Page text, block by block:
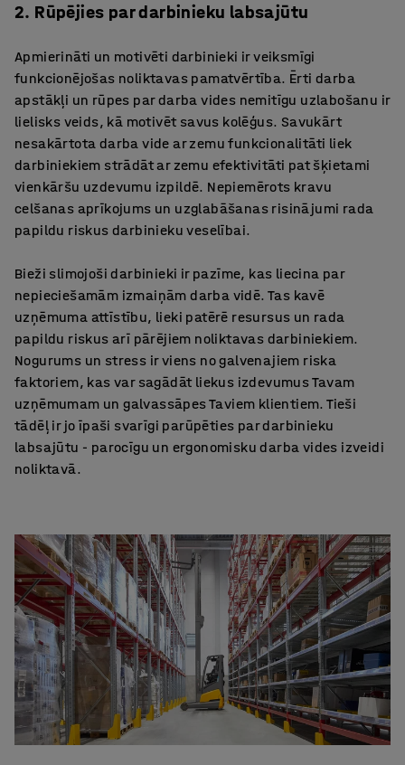
2. Rūpējies par darbinieku labsajūtu
Apmierināti un motivēti darbinieki ir veiksmīgi
funkcionējošas noliktavas pamatvērtība. Ērti darba
apstākļi un rūpes par darba vides nemitīgu uzlabošanu ir
lielisks veids, kā motivēt savus kolēģus. Savukārt
nesakārtota darba vide ar zemu funkcionalitāti liek
darbiniekiem strādāt ar zemu efektivitāti pat šķietami
vienkāršu uzdevumu izpildē. Nepiemērots kravu
celšanas aprīkojums un uzglabāšanas risinājumi rada
papildu riskus darbinieku veselībai.
Bieži slimojoši darbinieki ir pazīme, kas liecina par
nepieciešamām izmaiņām darba vidē. Tas kavē
uzņēmuma attīstību, lieki patērē resursus un rada
papildu riskus arī pārējiem noliktavas darbiniekiem.
Nogurums un stress ir viens no galvenajiem riska
faktoriem, kas var sagādāt liekus izdevumus Tavam
uzņēmumam un galvassāpes Taviem klientiem. Tieši
tādēļ ir jo īpaši svarīgi parūpēties par darbinieku
labsajūtu - parocīgu un ergonomisku darba vides izveidi
noliktavā.